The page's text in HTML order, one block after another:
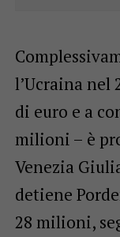
l’Ucraina nel
di euro e a
milioni – è
Venezia
detiene
28 milioni,